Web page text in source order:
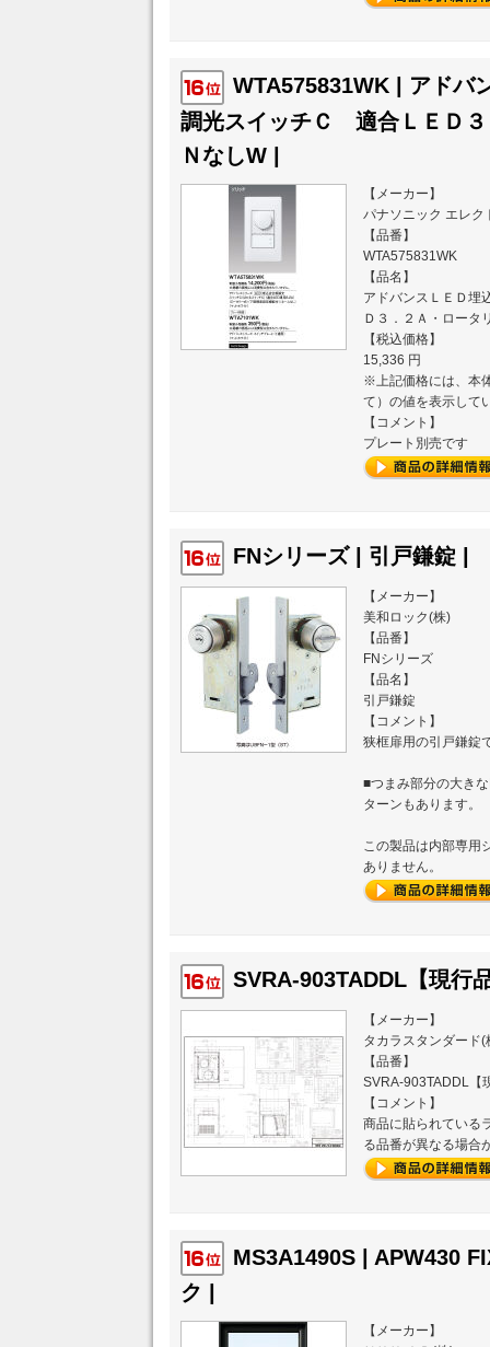
WTA575831WK | アドバ
調光スイッチＣ 適合ＬＥＤ３
ＮなしW |
【メーカー】
パナソニック エレク
【品番】
WTA575831WK
【品名】
アドバンスＬＥＤ
Ｄ３．２Ａ・ロータ
【税込価格】
15,336 円
※上記価格には、本
て）の値を表示して
【コメント】
プレート別売です
FNシリーズ | 引戸鎌錠 |
【メーカー】
美和ロック(株)
【品番】
FNシリーズ
【品名】
引戸鎌錠
【コメント】
狭框扉用の引戸鎌錠
■つまみ部分の大き
ターンもあります。
この製品は内部専用
ありません。
SVRA-903TADDL【現行
【メーカー】
タカラスタンダード(
【品番】
SVRA-903TADDL【
【コメント】
商品に貼られている
る品番が異なる場合
MS3A1490S | APW430
ク |
【メーカー】